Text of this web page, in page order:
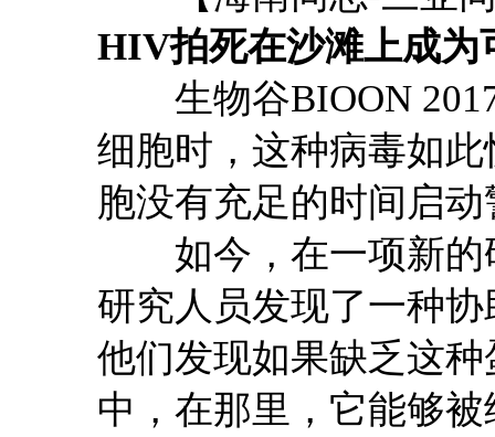
HIV拍死在沙滩上成为
生物谷BIOON 2017
细胞时，这种病毒如
胞没有充足的时间启
如今，在一项新的
研究人员发现了一种
他们发现如果缺乏这
中，在那里，它能够